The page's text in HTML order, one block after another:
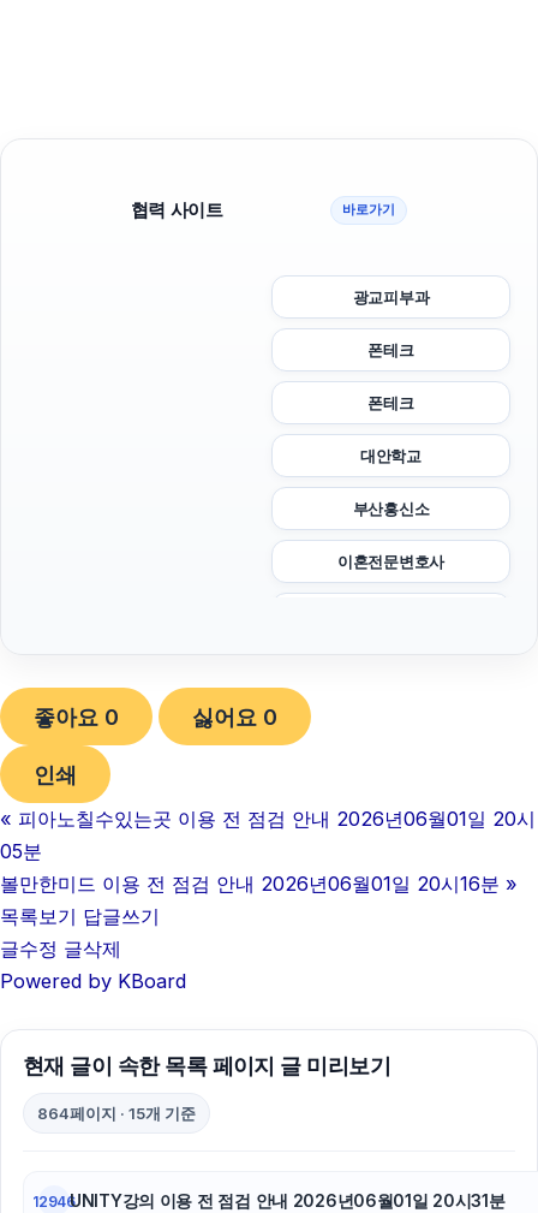
협력 사이트 바로가기
광교피부과
폰테크
폰테크
대안학교
부산흥신소
이혼전문변호사
흥신소
부산휴대폰성지
강남치과
좋아요 0 싫어요 0
인쇄
« 피아노칠수있는곳 이용 전 점검 안내 2026년06월01일 20시
05분
볼만한미드 이용 전 점검 안내 2026년06월01일 20시16분 »
목록보기 답글쓰기
글수정 글삭제
Powered by KBoard
현재 글이 속한 목록 페이지 글 미리보기
864페이지 · 15개 기준
12946UNITY강의 이용 전 점검 안내 2026년06월01일 20시31분